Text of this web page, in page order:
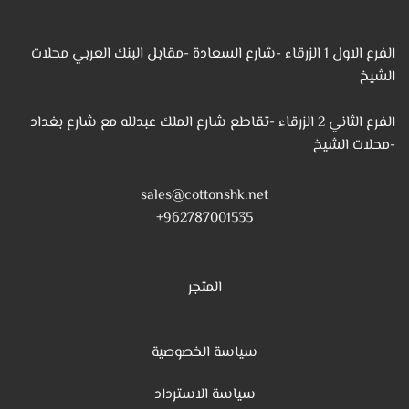
الفرع الاول 1 الزرقاء -شارع السعادة -مقابل البنك العربي محلات
الشيخ
الفرع الثاني 2 الزرقاء -تقاطع شارع الملك عبدلله مع شارع بغداد
-محلات الشيخ
sales@cottonshk.net
962787001535+
المتجر
سياسة الخصوصية
سياسة الاسترداد